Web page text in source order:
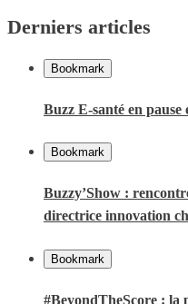
Derniers articles
Bookmark
Buzz E-santé en
Bookmark
Buzzy’Show :
directrice innovation
Bookmark
#BeyondTheScore : la